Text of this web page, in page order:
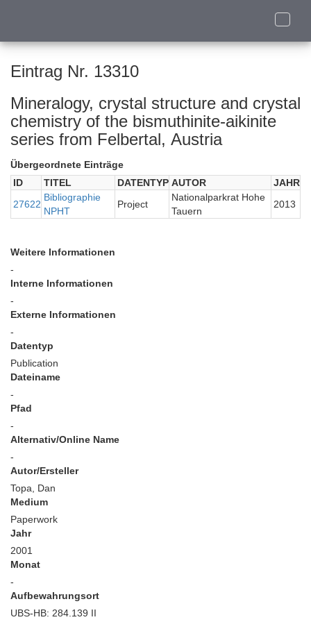
Toggle
Eintrag Nr. 13310
Mineralogy, crystal structure and crystal
chemistry of the bismuthinite-aikinite
series from Felbertal, Austria
Übergeordnete Einträge
ID
TITEL DATENTYP AUTOR
JAHR
27622
Bibliographie
NPHT
Project
Nationalparkrat Hohe
Tauern
2013
Weitere Informationen
-
Interne Informationen
-
Externe Informationen
-
Datentyp
Publication
Dateiname
-
Pfad
-
Alternativ/Online Name
-
Autor/Ersteller
Topa, Dan
Medium
Paperwork
Jahr
2001
Monat
-
Aufbewahrungsort
UBS-HB: 284.139 II